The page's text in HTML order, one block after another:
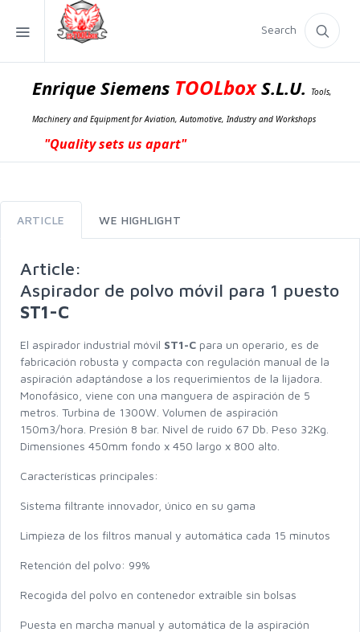
Search
Enrique Siemens TOOLboxS.L.U. Tools,
Machinery and Equipment for Aviation, Automotive, Industry and Workshops
"Quality sets us apart"
ARTICLE WE HIGHLIGHT
Article:
Aspirador de polvo móvil para 1 puesto
ST1-C
El aspirador industrial móvil ST1-C para un operario, es de
fabricación robusta y compacta con regulación manual de la
aspiración adaptándose a los requerimientos de la lijadora.
Monofásico, viene con una manguera de aspiración de 5
metros. Turbina de 1300W. Volumen de aspiración
150m3/hora. Presión 8 bar. Nivel de ruido 67 Db. Peso 32Kg.
Dimensiones 450mm fondo x 450 largo x 800 alto.
Características principales:
Sistema filtrante innovador, único en su gama
Limpieza de los filtros manual y automática cada 15 minutos
Retención del polvo: 99%
Recogida del polvo en contenedor extraíble sin bolsas
Puesta en marcha manual y automática de la aspiración